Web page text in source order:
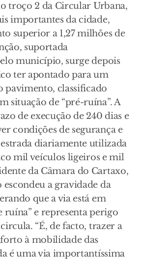
troço 2 da Circular Urbana,
importantes da cidade,
superior a 1,27 milhões de
suportada
município, surge depois
ter apontado para um
pavimento, classificado
situação de “pré-ruína”. A
de execução de 240 dias e
condições de segurança e
diariamente utilizada
mil veículos ligeiros e mil
da Câmara do Cartaxo,
escondeu a gravidade da
que a via está em
ruína” e representa perigo
“É, de facto, trazer a
à mobilidade das
é uma via importantíssima